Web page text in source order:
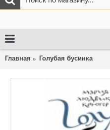
Главная Голубая бусинка